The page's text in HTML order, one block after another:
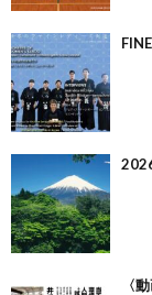
〈